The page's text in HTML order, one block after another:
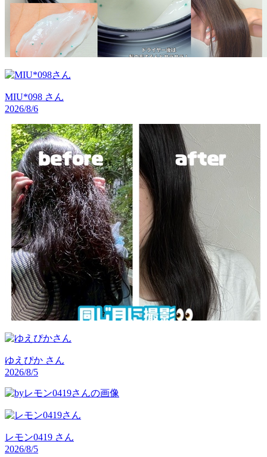
MIU*098 さん
2026/8/6
ゆえぴか さん
2026/8/5
レモン0419 さん
2026/8/5